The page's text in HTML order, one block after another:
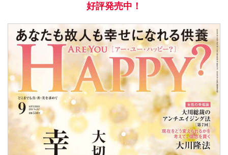
好評発売中！